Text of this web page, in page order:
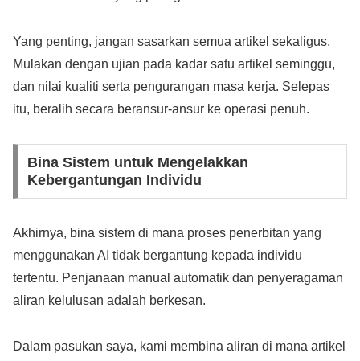
Yang penting, jangan sasarkan semua artikel sekaligus.
Mulakan dengan ujian pada kadar satu artikel seminggu,
dan nilai kualiti serta pengurangan masa kerja. Selepas
itu, beralih secara beransur-ansur ke operasi penuh.
Bina Sistem untuk Mengelakkan
Kebergantungan Individu
Akhirnya, bina sistem di mana proses penerbitan yang
menggunakan AI tidak bergantung kepada individu
tertentu. Penjanaan manual automatik dan penyeragaman
aliran kelulusan adalah berkesan.
Dalam pasukan saya, kami membina aliran di mana artikel